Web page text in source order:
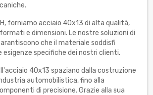
forniamo acciaio 40x13 di alta qualità,
e dimensioni. Le nostre soluzioni di
che il materiale soddisfi
specifiche dei nostri clienti.
40x13 spaziano dalla costruzione
automobilistica, fino alla
di precisione. Grazie alla sua